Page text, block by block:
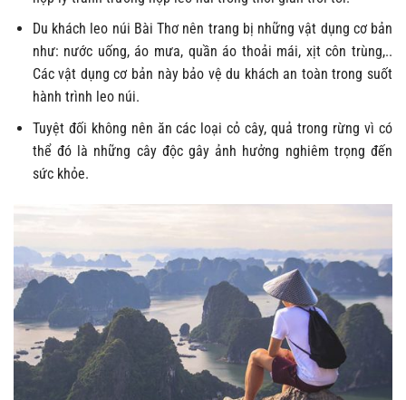
Du khách leo núi Bài Thơ nên trang bị những vật dụng cơ bản
như: nước uống, áo mưa, quần áo thoải mái, xịt côn trùng,..
Các vật dụng cơ bản này bảo vệ du khách an toàn trong suốt
hành trình leo núi.
Tuyệt đối không nên ăn các loại cỏ cây, quả trong rừng vì có
thể đó là những cây độc gây ảnh hưởng nghiêm trọng đến
sức khỏe.